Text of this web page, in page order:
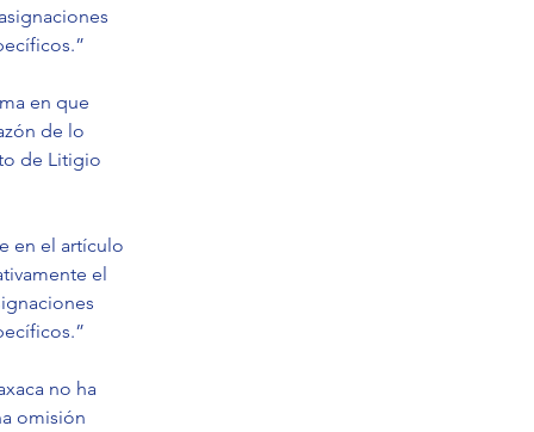
en que
de lo
de Litigio
en el artículo
el
no ha
omisión